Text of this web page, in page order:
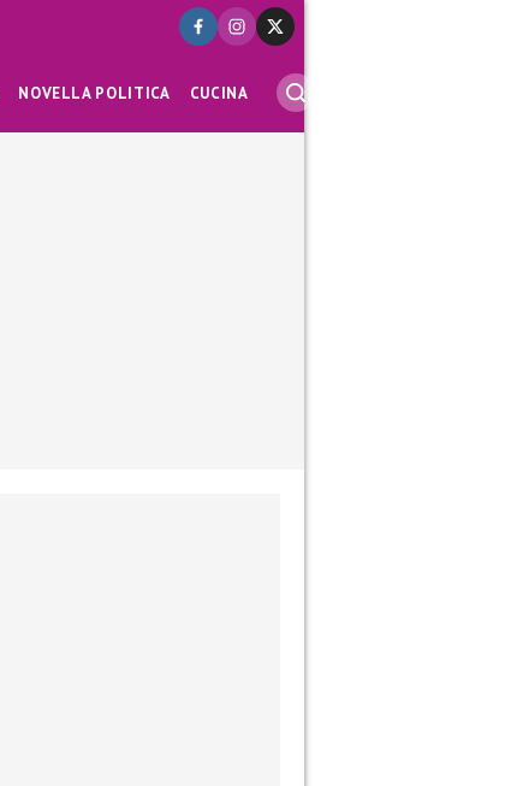
NOVELLA POLITICA CUCINA